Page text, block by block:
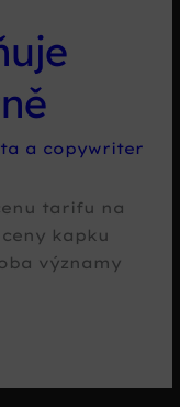
a copywriter
tarifu na
kapku
významy